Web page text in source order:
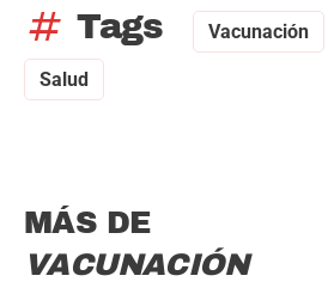
tag Tags Vacunación
Salud
MÁS DE
VACUNACIÓN